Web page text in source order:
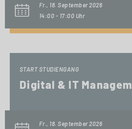
Fr., 18. September 2026
14:00 - 17:00 Uhr
START STUDIENGANG
Digital & IT
Fr., 18. September 2026